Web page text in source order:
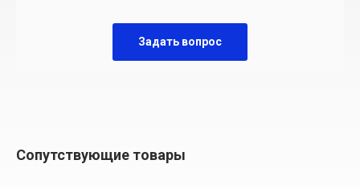
Задать вопрос
Сопутствующие товары